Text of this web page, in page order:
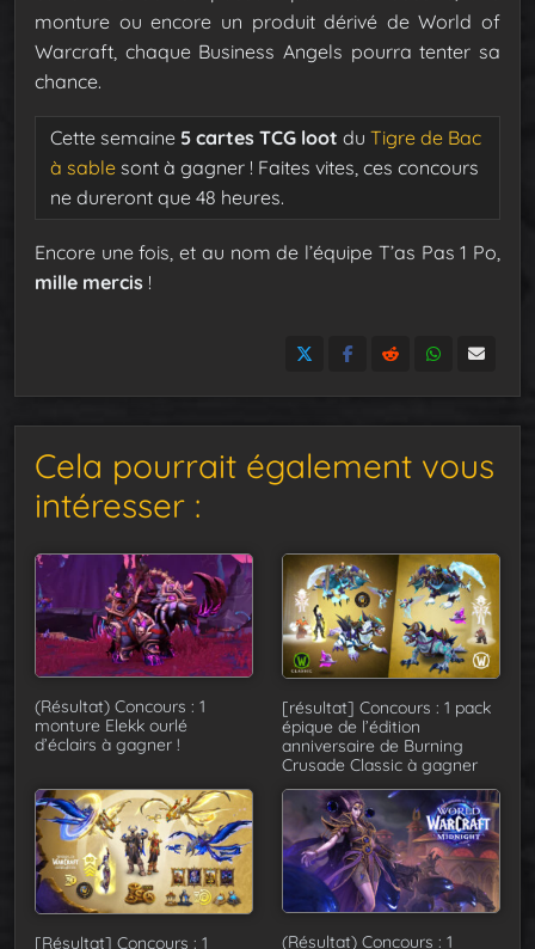
monture ou encore un produit dérivé de World of
Warcraft, chaque Business Angels pourra tenter sa
chance.
Cette semaine 5 cartes TCG loot du Tigre de Bac
à sable sont à gagner ! Faites vites, ces concours
ne dureront que 48 heures.
Encore une fois, et au nom de l’équipe T’as Pas 1 Po,
mille mercis !
Cela pourrait également vous
intéresser :
(Résultat) Concours : 1
monture Elekk ourlé
d’éclairs à gagner !
[résultat] Concours : 1 pack
épique de l’édition
anniversaire de Burning
Crusade Classic à gagner
[Résultat] Concours : 1 (Résultat) Concours : 1